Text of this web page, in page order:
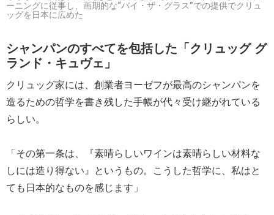
ーニングに従事し、画期的な“バイ・ザ・グラス”での提供でクリュ
ッグを日本に広めた
シャンパンのすべてを包括した「クリュッグ グ
ランド・キュヴェ」
クリュッグ家には、創業者ヨーゼフが最高のシャンパンを
造るための哲学を書き残した手帳が代々受け継がれている
らしい。
「その第一条は、『素晴らしいワインは素晴らしい材料な
しには造り得ない』というもの。こうした哲学に、私はと
ても日本的なものを感じます」